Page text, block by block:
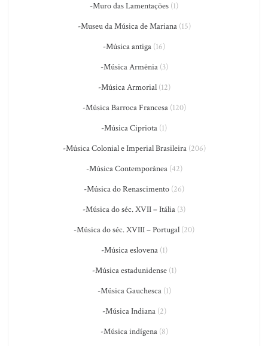
-Muro das Lamentações (1)
-Museu da Música de Mariana(15)
-Música antiga (16)
-Música Armênia(3)
-Música Armorial(12)
-Música Barroca Francesa(120)
-Música Cipriota (1)
-Música Colonial e Imperial Brasileira(206)
-Música Contemporânea(42)
-Música do Renascimento (26)
-Música do séc. XVII – Itália (3)
-Música do séc. XVIII – Portugal (20)
-Música eslovena(1)
-Música estadunidense(1)
-Música Gauchesca(1)
-Música Indiana(2)
-Música indígena(8)